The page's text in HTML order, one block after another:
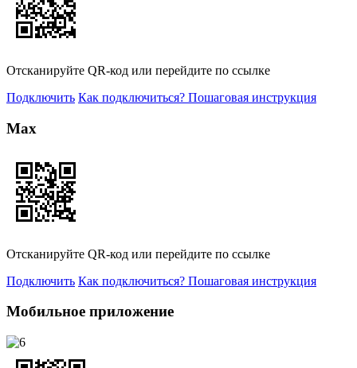
Отсканируйте QR-код или перейдите по ссылке
Подключить Как подключиться? Пошаговая инструкция
Max
Отсканируйте QR-код или перейдите по ссылке
Подключить Как подключиться? Пошаговая инструкция
Мобильное приложение